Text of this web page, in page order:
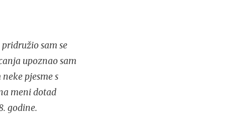
sam se
upoznao sam
pjesme s
meni dotad
godine.